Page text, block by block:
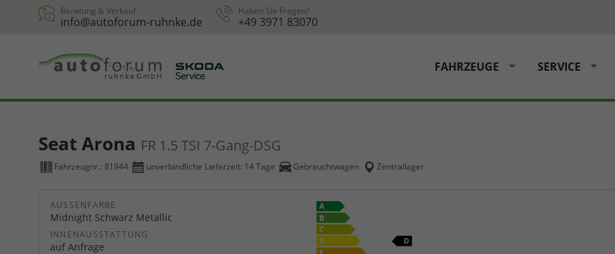
Beratung & Verkauf
info@autoforum-ruhnke.de
Haben Sie Fragen?
+49 3971 83070
FAHRZEUGE SERVICE
Seat Arona FR 1.5 TSI 7-Gang-DSG
Fahrzeugnr.: 81944 unverbindliche Lieferzeit: 14 Tage Gebrauchtwagen Zentrallager
AUSSENFARBE
Midnight Schwarz Metallic
INNENAUSSTATTUNG
auf Anfrage